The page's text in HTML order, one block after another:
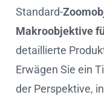
Standard-
Makroobjektive
detaillierte
Erwägen Sie ein
der Perspektive,